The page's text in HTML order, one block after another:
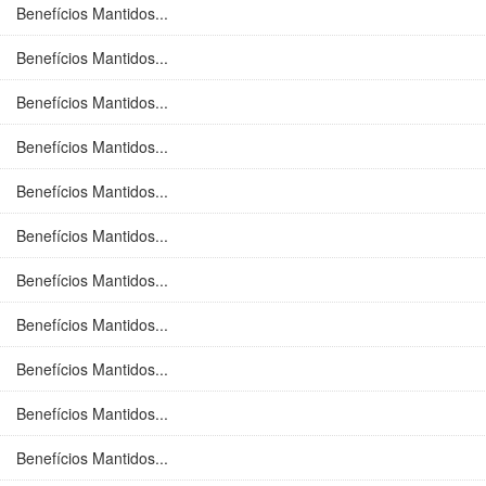
Benefícios Mantidos...
Benefícios Mantidos...
Benefícios Mantidos...
Benefícios Mantidos...
Benefícios Mantidos...
Benefícios Mantidos...
Benefícios Mantidos...
Benefícios Mantidos...
Benefícios Mantidos...
Benefícios Mantidos...
Benefícios Mantidos...